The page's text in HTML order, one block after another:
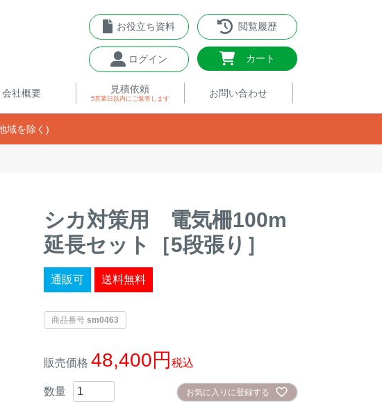
お役立ち資料 閲覧履歴
ログイン 0 カート
会社概要 見積依頼
5営業日以内 にご返答します お問い合わせ
域を除く)
シカ対策用 電気柵100m
延長セット［5段張り］
通販可 送料無料
商品番号 sm0463
販売価格 48,400 税込
お気に入りに登録する